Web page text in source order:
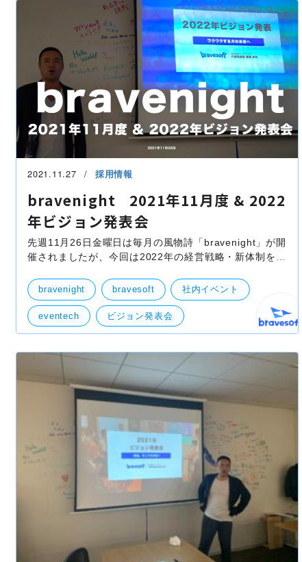
2021.11.27 採用情報
bravenight 2021年11月度 & 2022
年ビジョン発表会
先週11月26日金曜日は毎月の風物詩「bravenight」が開
催されましたが、今回は2022年の経営戦略・新体制を発
ております。 少し長いですが当日のレポートを紹介さ
bravenight bravesoft 社内イベント
eventech ビジョン発表会